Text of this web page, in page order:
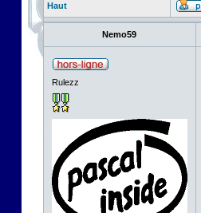
Haut
Nemo59
Rulezz